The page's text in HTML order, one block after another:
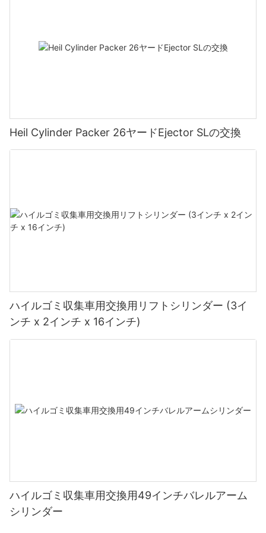
Heil Cylinder Packer 26ヤードEjector SLの交換
ハイルゴミ収集車用交換用リフトシリンダー (3イ
ンチ x 2インチ x 16インチ)
ハイルゴミ収集車用交換用49インチバレルアーム
シリンダー